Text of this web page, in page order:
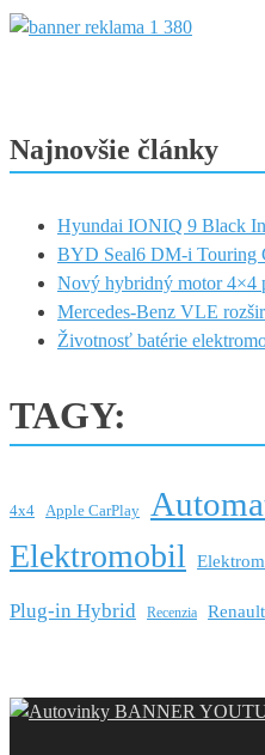
Najnovšie články
Hyundai IONIQ 9 Black
BYD Seal6 DM-i Touring
Nový hybridný motor 4×4
Mercedes-Benz VLE
Životnosť batérie
TAGY:
4x4 Apple CarPlay
Elektromobil
Plug-in Hybrid Recenzia Renault